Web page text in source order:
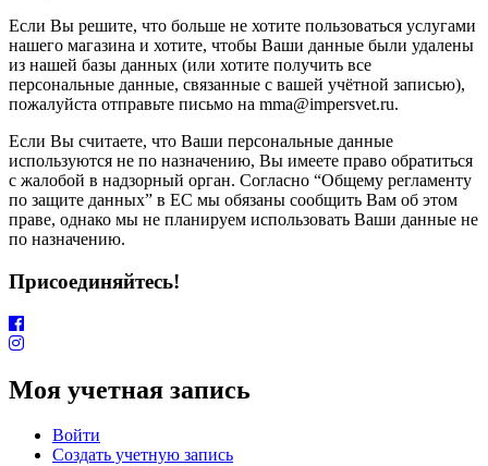
Если Вы решите, что больше не хотите пользоваться услугами
нашего магазина и хотите, чтобы Ваши данные были удалены
из нашей базы данных (или хотите получить все
персональные данные, связанные с вашей учётной записью),
пожалуйста отправьте письмо на mma@impersvet.ru.
Если Вы считаете, что Ваши персональные данные
используются не по назначению, Вы имеете право обратиться
с жалобой в надзорный орган. Согласно “Общему регламенту
по защите данных” в ЕС мы обязаны сообщить Вам об этом
праве, однако мы не планируем использовать Ваши данные не
по назначению.
Присоединяйтесь!
Моя учетная запись
Войти
Создать учетную запись